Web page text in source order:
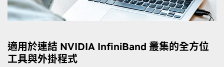
適用於連結 NVIDIA InfiniBand 叢集的全方位
工具與外掛程式